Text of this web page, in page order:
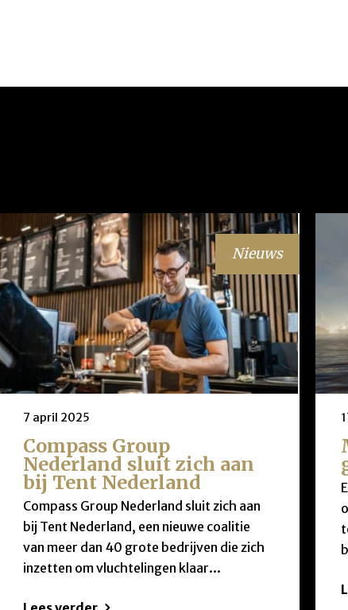
7 april 2025
Nieuws
Compass Group
Nederland sluit zich aan
bij Tent Nederland
Compass Group Nederland sluit zich aan
bij Tent Nederland, een nieuwe coalitie
van meer dan 40 grote bedrijven die zich
inzetten om vluchtelingen klaar...